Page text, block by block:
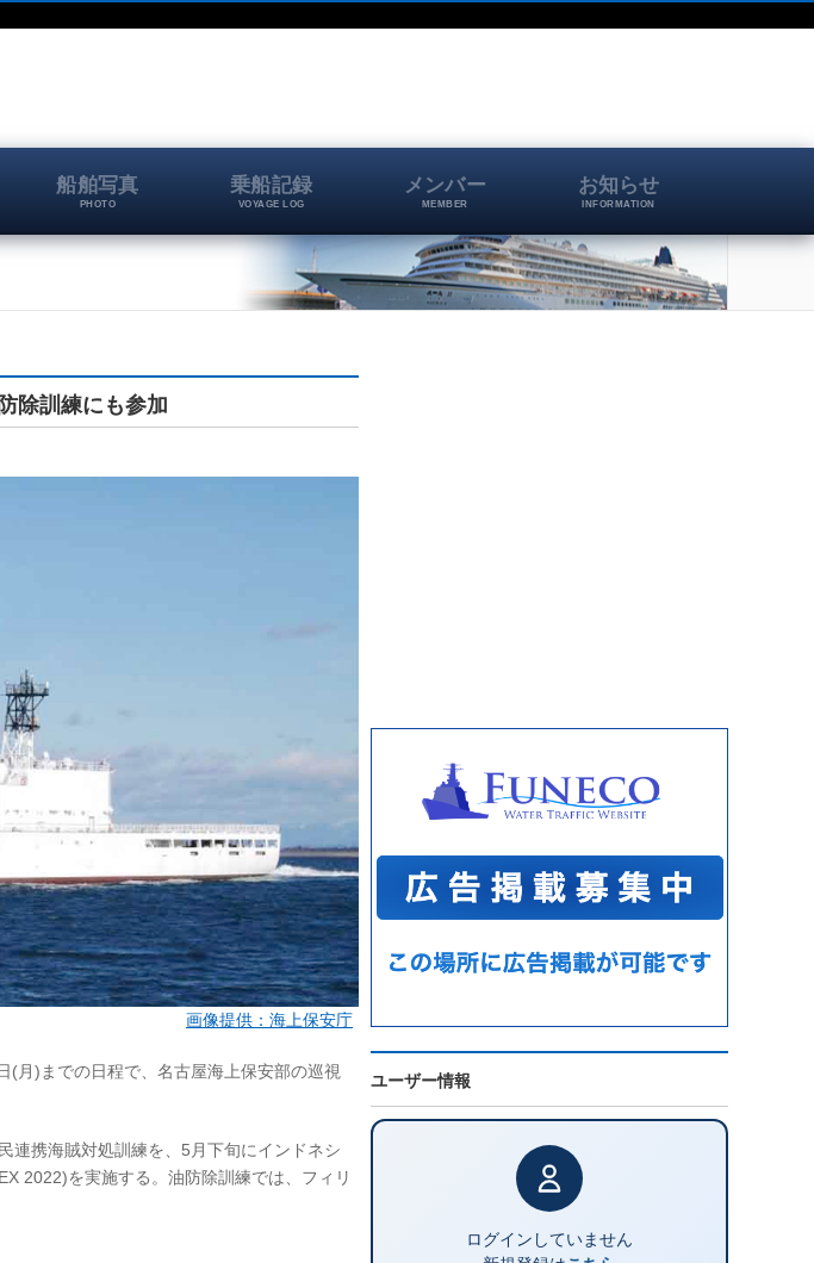
船舶写真
PHOTO
乗船記録
VOYAGE LOG
メンバー
MEMBER
お知らせ
INFORMATION
除訓練にも参加
画像提供：海上保安庁
月)までの日程で、名古屋海上保安部の巡視
連携海賊対処訓練を、5月下旬にインドネシ
2022)を実施する。油防除訓練では、フィリ
ユーザー情報
ログインしていません